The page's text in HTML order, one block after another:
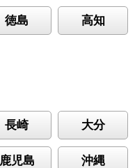
徳島 高知
長崎 大分
鹿児島 沖縄